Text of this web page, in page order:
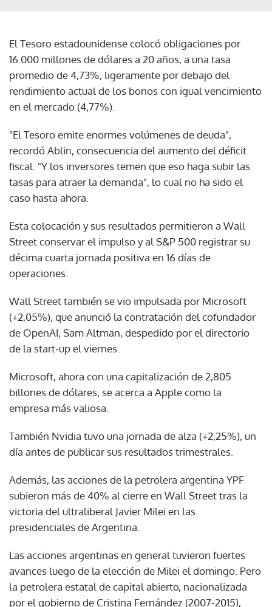
El Tesoro estadounidense colocó obligaciones por
16.000 millones de dólares a 20 años, a una tasa
promedio de 4,73%, ligeramente por debajo del
rendimiento actual de los bonos con igual vencimiento
en el mercado (4,77%).
"El Tesoro emite enormes volúmenes de deuda",
recordó Ablin, consecuencia del aumento del déficit
fiscal. "Y los inversores temen que eso haga subir las
tasas para atraer la demanda", lo cual no ha sido el
caso hasta ahora.
Esta colocación y sus resultados permitieron a Wall
Street conservar el impulso y al S&P 500 registrar su
décima cuarta jornada positiva en 16 días de
operaciones.
Wall Street también se vio impulsada por Microsoft
(+2,05%), que anunció la contratación del cofundador
de OpenAI, Sam Altman, despedido por el directorio
de la start-up el viernes.
Microsoft, ahora con una capitalización de 2,805
billones de dólares, se acerca a Apple como la
empresa más valiosa.
También Nvidia tuvo una jornada de alza (+2,25%), un
día antes de publicar sus resultados trimestrales.
Además, las acciones de la petrolera argentina YPF
subieron más de 40% al cierre en Wall Street tras la
victoria del ultraliberal Javier Milei en las
presidenciales de Argentina.
Las acciones argentinas en general tuvieron fuertes
avances luego de la elección de Milei el domingo. Pero
la petrolera estatal de capital abierto, nacionalizada
por el gobierno de Cristina Fernández (2007-2015),